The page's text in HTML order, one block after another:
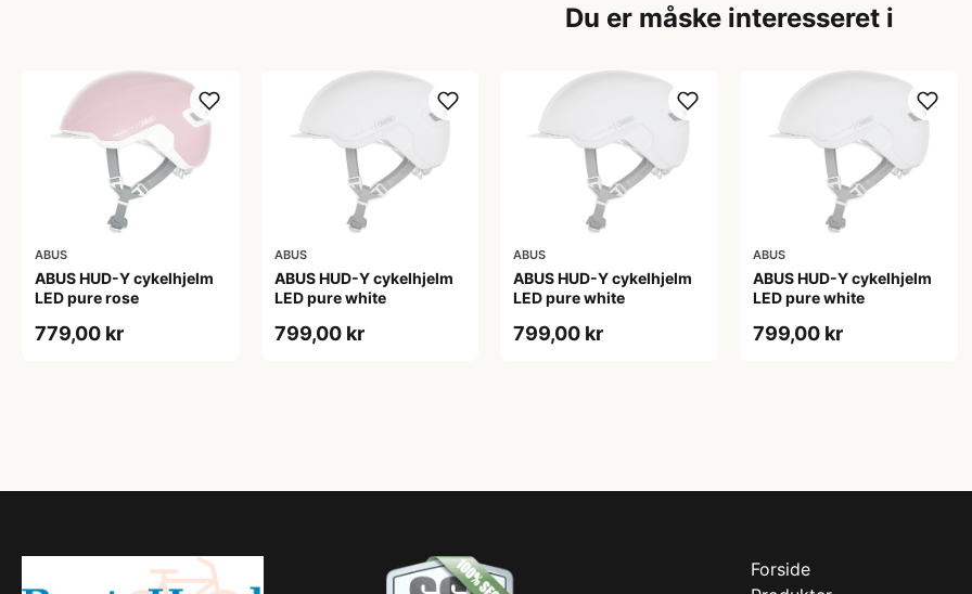
Du er måske interesseret i
ABUS
ABUS HUD-Y cykelhjelm
LED pure rose
779,00 kr
ABUS
ABUS HUD-Y cykelhjelm
LED pure white
799,00 kr
ABUS
ABUS HUD-Y cykelhjelm
LED pure white
799,00 kr
ABUS
ABUS HUD-Y cykelhjelm
LED pure white
799,00 kr
Forside